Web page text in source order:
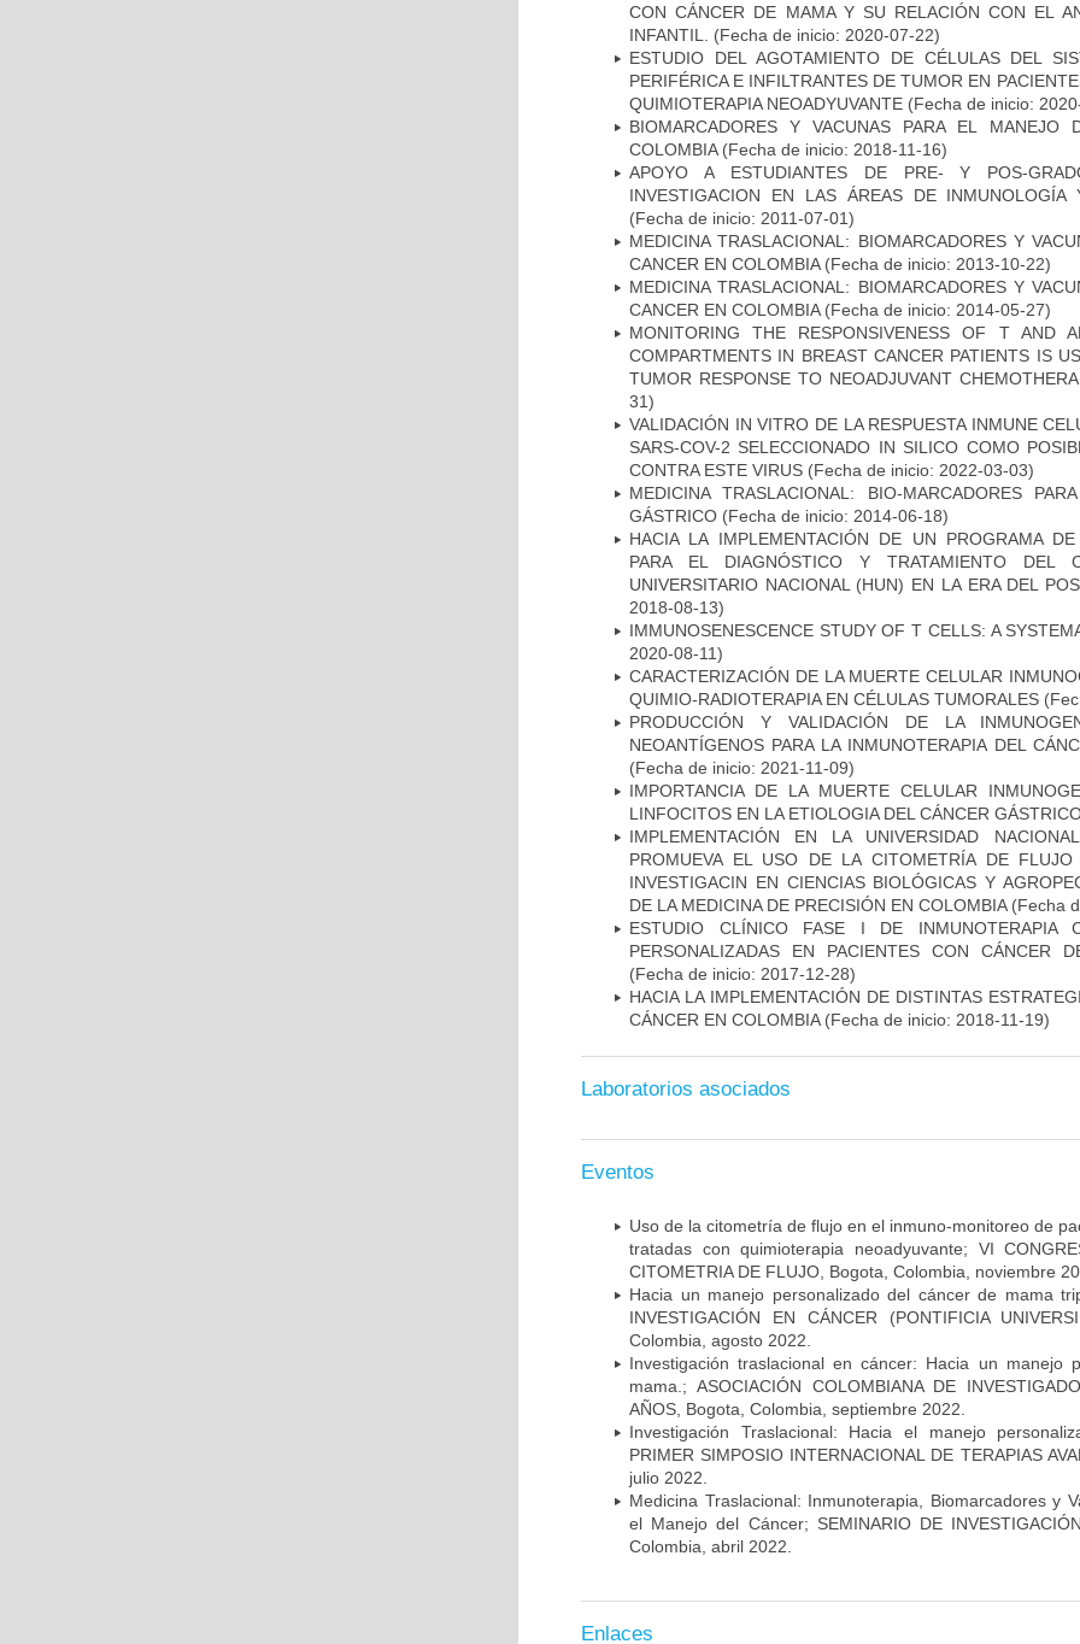
CON CÁNCER DE MAMA Y SU RELACIÓN CON EL
INFANTIL.
(Fecha de inicio: 2020-07-22)
ESTUDIO DEL AGOTAMIENTO DE CÉLULAS DEL
PERIFÉRICA E INFILTRANTES DE TUMOR EN
QUIMIOTERAPIA NEOADYUVANTE (Fecha de inicio:
BIOMARCADORES Y VACUNAS PARA EL MANEJO
COLOMBIA(Fecha de inicio: 2018-11-16)
APOYO A ESTUDIANTES DE PRE- Y POS-
INVESTIGACION EN LAS ÁREAS DE INMUNOLOGÍA
(Fecha de inicio: 2011-07-01)
MEDICINA TRASLACIONAL: BIOMARCADORES Y
CANCER EN COLOMBIA(Fecha de inicio: 2013-10-22)
MEDICINA TRASLACIONAL: BIOMARCADORES Y
CANCER EN COLOMBIA(Fecha de inicio: 2014-05-27)
MONITORING THE RESPONSIVENESS OF T AND
COMPARTMENTS IN BREAST CANCER PATIENTS IS
TUMOR RESPONSE TO NEOADJUVANT
31)
VALIDACIÓN IN VITRO DE LA RESPUESTA INMUNE
SARS-COV-2 SELECCIONADO IN SILICO COMO
CONTRA ESTE VIRUS (Fecha de inicio: 2022-03-03)
MEDICINA TRASLACIONAL: BIO-MARCADORES
GÁSTRICO (Fecha de inicio: 2014-06-18)
HACIA LA IMPLEMENTACIÓN DE UN PROGRAMA
PARA EL DIAGNÓSTICO Y TRATAMIENTO DEL
UNIVERSITARIO NACIONAL (HUN) EN LA ERA DEL
2018-08-13)
IMMUNOSENESCENCE STUDY OF T CELLS: A
2020-08-11)
CARACTERIZACIÓN DE LA MUERTE CELULAR
QUIMIO-RADIOTERAPIA EN CÉLULAS TUMORALES
PRODUCCIÓN Y VALIDACIÓN DE LA
NEOANTÍGENOS PARA LA INMUNOTERAPIA DEL
(Fecha de inicio: 2021-11-09)
IMPORTANCIA DE LA MUERTE CELULAR
LINFOCITOS EN LA ETIOLOGIA DEL CÁNCER
IMPLEMENTACIÓN EN LA UNIVERSIDAD
PROMUEVA EL USO DE LA CITOMETRÍA DE FLUJO
INVESTIGACIN EN CIENCIAS BIOLÓGICAS Y
DE LA MEDICINA DE PRECISIÓN EN COLOMBIA(Fecha
ESTUDIO CLÍNICO FASE I DE INMUNOTERAPIA
PERSONALIZADAS EN PACIENTES CON CÁNCER
(Fecha de inicio: 2017-12-28)
HACIA LA IMPLEMENTACIÓN DE DISTINTAS
CÁNCER EN COLOMBIA(Fecha de inicio: 2018-11-19)
Laboratorios asociados
Eventos
Uso de la citometría de flujo en el inmuno-monitoreo de
tratadas con quimioterapia neoadyuvante; VI
CITOMETRIA DE FLUJO, Bogota, Colombia, noviembre
Hacia un manejo personalizado del cáncer de mama
INVESTIGACIÓN EN CÁNCER (PONTIFICIA
Colombia, agosto 2022.
Investigación traslacional en cáncer: Hacia un manejo
mama.; ASOCIACIÓN COLOMBIANA DE
AÑOS, Bogota, Colombia, septiembre 2022.
Investigación Traslacional: Hacia el manejo
PRIMER SIMPOSIO INTERNACIONAL DE TERAPIAS
julio 2022.
Medicina Traslacional: Inmunoterapia, Biomarcadores y
el Manejo del Cáncer; SEMINARIO DE
Colombia, abril 2022.
Enlaces